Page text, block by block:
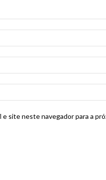
e site neste navegador para a